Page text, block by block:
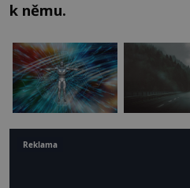
k němu.
Reklama